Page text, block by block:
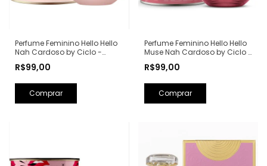
Perfume Feminino Hello Hello
Nah Cardoso by Ciclo -
R$99,00
Perfume Feminino Hello Hello
Muse Nah Cardoso by Ciclo -
R$99,00